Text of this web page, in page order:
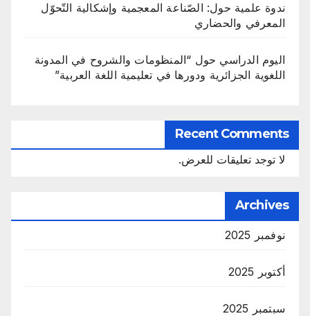
ندوة علمية حول: الصّناعة المعجمية وإشكالية التّحوّل
المعرفي والحضاري
اليوم الدراسي حول “المنظومات والشروح في المدونة
اللغوية الجزائرية ودورها في تعليمية اللغة العربية”
Recent Comments
لا توجد تعليقات للعرض.
Archives
نوفمبر 2025
أكتوبر 2025
سبتمبر 2025